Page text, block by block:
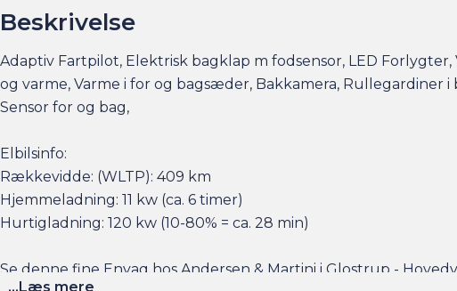
Beskrivelse
Adaptiv Fartpilot, Elektrisk bagklap m fodsensor, LED
og varme, Varme i for og bagsæder, Bakkamera, Rullegardiner i
Sensor for og bag,
Elbilsinfo:
Rækkevidde: (WLTP): 409 km
Hjemmeladning: 11 kw (ca. 6 timer)
Hurtigladning: 120 kw (10-80% = ca. 28 min)
Se denne fine Enyaq hos Andersen & Martini i Glostrup -
...Læs mere